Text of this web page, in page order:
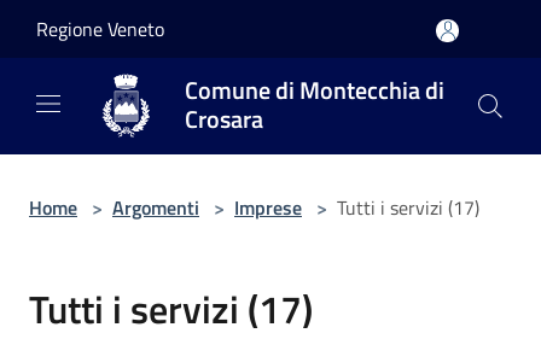
Regione Veneto
Comune di Montecchia di
Crosara
Home > Argomenti > Imprese > Tutti i servizi (17)
Tutti i servizi (17)